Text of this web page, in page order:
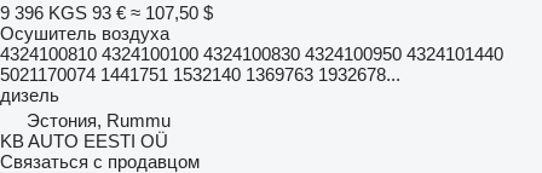
9 396 KGS 93 € ≈ 107,50 $
Осушитель воздуха
4324100810 4324100100 4324100830 4324100950 4324101440
5021170074 1441751 1532140 1369763 1932678...
дизель
Эстония, Rummu
KB AUTO EESTI OÜ
Связаться с продавцом